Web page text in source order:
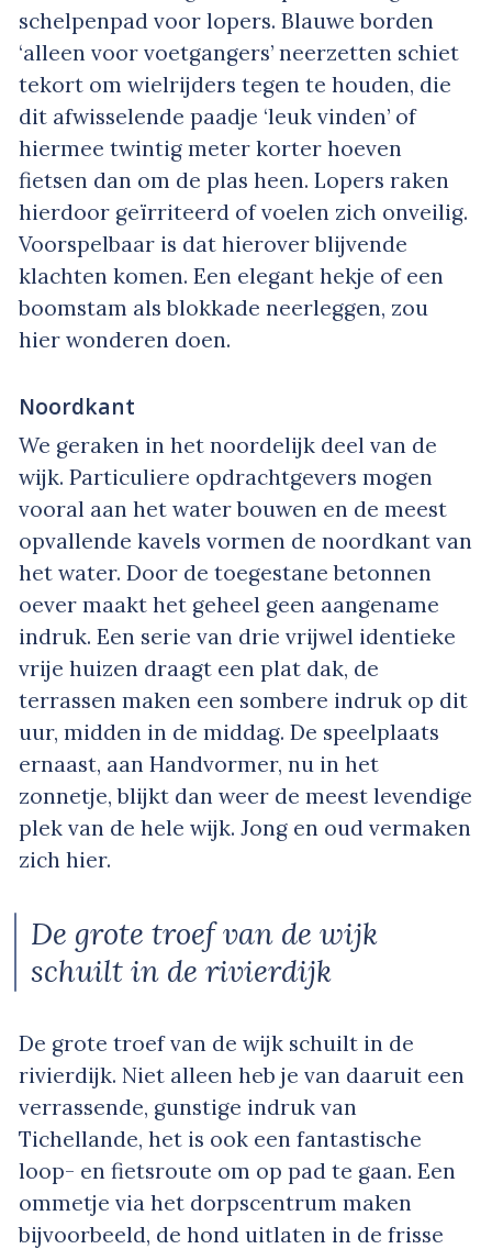
schelpenpad voor lopers. Blauwe borden
‘alleen voor voetgangers’ neerzetten schiet
tekort om wielrijders tegen te houden, die
dit afwisselende paadje ‘leuk vinden’ of
hiermee twintig meter korter hoeven
fietsen dan om de plas heen. Lopers raken
hierdoor geïrriteerd of voelen zich onveilig.
Voorspelbaar is dat hierover blijvende
klachten komen. Een elegant hekje of een
boomstam als blokkade neerleggen, zou
hier wonderen doen.
Noordkant
We geraken in het noordelijk deel van de
wijk. Particuliere opdrachtgevers mogen
vooral aan het water bouwen en de meest
opvallende kavels vormen de noordkant van
het water. Door de toegestane betonnen
oever maakt het geheel geen aangename
indruk. Een serie van drie vrijwel identieke
vrije huizen draagt een plat dak, de
terrassen maken een sombere indruk op dit
uur, midden in de middag. De speelplaats
ernaast, aan Handvormer, nu in het
zonnetje, blijkt dan weer de meest levendige
plek van de hele wijk. Jong en oud vermaken
zich hier.
De grote troef van de wijk
schuilt in de rivierdijk
De grote troef van de wijk schuilt in de
rivierdijk. Niet alleen heb je van daaruit een
verrassende, gunstige indruk van
Tichellande, het is ook een fantastische
loop- en fietsroute om op pad te gaan. Een
ommetje via het dorpscentrum maken
bijvoorbeeld, de hond uitlaten in de frisse